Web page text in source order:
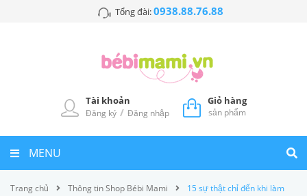
Tổng đài:0938.88.76.88
Tài khoản
Đăng ký / Đăng nhập
Giỏ hàng
sản phẩm
MENU
Trang chủ Thông tin Shop Bébi Mami
15 sự thật chỉ đến khi làm